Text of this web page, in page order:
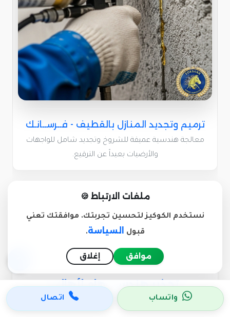
ترميم وتجديد المنازل بالقطيف - فــرســانـك
معالجة هندسية عميقة للشروخ وتجديد شامل للواجهات
والأرضيات بعيداً عن الترقيع.
تحذير هندسي هام لأهالي
القطيف!
واتساب اتصال
ملفات الارتباط 🍪
نستخدم الكوكيز لتحسين تجربتك. موافقتك تعني
قبول
السياسة.
موافق إغلاق